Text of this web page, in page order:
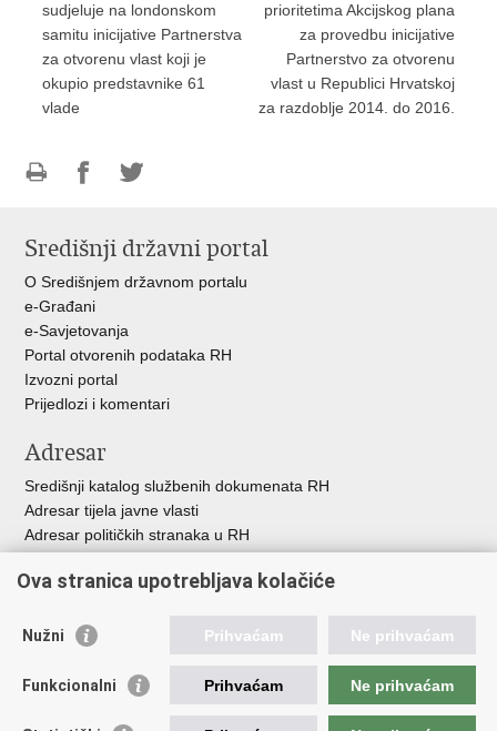
sudjeluje na londonskom
samitu inicijative Partnerstva
za otvorenu vlast koji je
okupio predstavnike 61
vlade
prioritetima Akcijskog plana
za provedbu inicijative
Partnerstvo za otvorenu
vlast u Republici Hrvatskoj
za razdoblje 2014. do 2016.
FacebookuTwitteru
Središnji državni portal
O Središnjem državnom portalu
e-Građani
e-Savjetovanja
Portal otvorenih podataka RH
Izvozni portal
Prijedlozi i komentari
Adresar
Središnji katalog službenih dokumenata RH
Adresar tijela javne vlasti
Adresar političkih stranaka u RH
Besplatni telefoni javne uprave
Važne poveznice
Vlada Republike Hrvatske
Ova stranica upotrebljava kolačiće
Nužni Prihvaćam Ne prihvaćam
Funkcionalni Prihvaćam Ne prihvaćam